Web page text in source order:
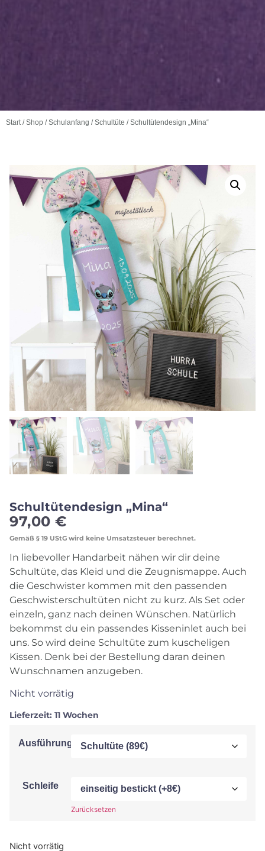
Start/Shop /Schulanfang /Schultüte / Schultütendesign „Mina“
Schultütendesign „Mina“
97,00 €
Gemäß § 19 UStG wird keine Umsatzsteuer berechnet.
In liebevoller Handarbeit nähen wir dir deine
Schultüte, das Kleid und die Zeugnismappe. Auch
die Geschwister kommen mit den passenden
Geschwisterschultüten nicht zu kurz. Als Set oder
einzeln, ganz nach deinen Wünschen. Natürlich
bekommst du ein passendes Kisseninlet auch bei
uns. So wird deine Schultüte zum kuscheligen
Kissen. Denk bei der Bestellung daran deinen
Wunschnamen anzugeben.
Nicht vorrätig
Lieferzeit: 11 Wochen
Ausführung
Schleife
Zurücksetzen
Nicht vorrätig